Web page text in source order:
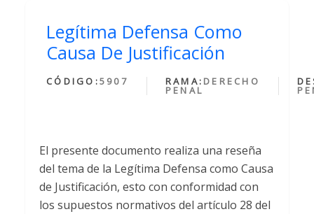
Legítima Defensa Como
Causa De Justificación
CÓDIGO:5907 RAMA: DERECHO
PENAL
El presente documento realiza una reseña
del tema de la Legítima Defensa como Causa
de Justificación, esto con conformidad con
los supuestos normativos del artículo 28 del